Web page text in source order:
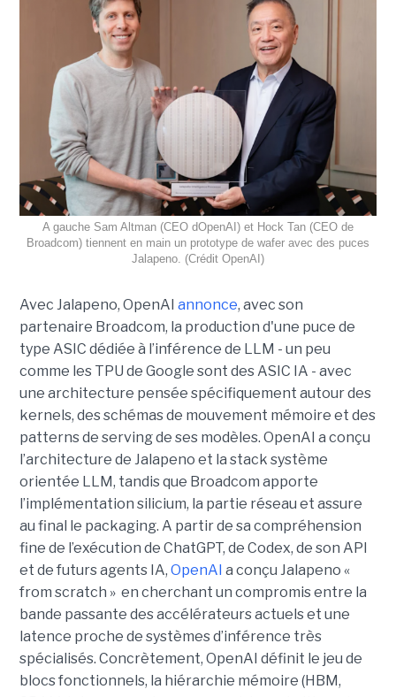
A gauche Sam Altman (CEO dOpenAI) et Hock Tan (CEO de
Broadcom) tiennent en main un prototype de wafer avec des puces
Jalapeno. (Crédit OpenAI)
Avec Jalapeno, OpenAI annonce, avec son
partenaire Broadcom, la production d'une puce de
type ASIC dédiée à l’inférence de LLM - un peu
comme les TPU de Google sont des ASIC IA - avec
une architecture pensée spécifiquement autour des
kernels, des schémas de mouvement mémoire et des
patterns de serving de ses modèles. OpenAI a conçu
l’architecture de Jalapeno et la stack système
orientée LLM, tandis que Broadcom apporte
l’implémentation silicium, la partie réseau et assure
au final le packaging. A partir de sa compréhension
fine de l’exécution de ChatGPT, de Codex, de son API
et de futurs agents IA, OpenAI a conçu Jalapeno «
from scratch » en cherchant un compromis entre la
bande passante des accélérateurs actuels et une
latence proche de systèmes d’inférence très
spécialisés. Concrètement, OpenAI définit le jeu de
blocs fonctionnels, la hiérarchie mémoire (HBM,